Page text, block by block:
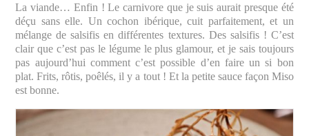
La viande… Enfin ! Le carnivore que je suis aurait presque été
déçu sans elle. Un cochon ibérique, cuit parfaitement, et un
mélange de salsifis en différentes textures. Des salsifis ! C’est
clair que c’est pas le légume le plus glamour, et je sais toujours
pas aujourd’hui comment c’est possible d’en faire un si bon
plat. Frits, rôtis, poêlés, il y a tout ! Et la petite sauce façon Miso
est bonne.